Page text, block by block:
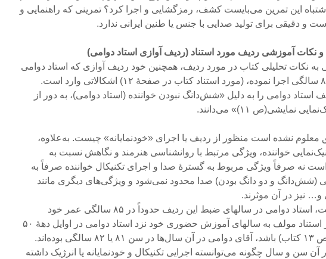
این تمرین می‌بایست کشف، رمزگشایی و اجرا کرد؟ تمرینی که راهنمایی و
و دقیقی برای تولید صدایی با جنس یا طنین ایرانی ندارد.
و نکات آموزشی ردیف مورد استناد (ردیف آوازی استاد دوامی)
به نکات تحلیلی کتاب در مورد ردیف، همچنین خود ردیف آوازی که استاد دوامی
استاد دوامی را به دلیل «شش‌دانگ نبودن خواننده (استاد دوامی)، به دور از
نمایشی(ص ۱۱)» می‌دانند.
معلوم نشده است منظور از ردیف یا اجرای «خودنمایانه» چیست. به‌علاوه،
خواننده، ویژگی مرتبط با روانشناسی هنرمند و نگاهش نسبت به
نه صرفاً ویژگی مربوط به گسترۀ صدا و اجرای تکنیکال خواننده صرفاً به
(شش‌دانگ و دو دانگ بودن) صدا محدود نمی‌شود و ویژگی‌های دیگری مانند
و… نیز در آن موثرند.
لازم به توجه است، استاد دوامی در سالهای ضبط این ردیف حدوداً در ۸۵ سالگی عمر خود
بوده‌اند، حتی اگر استناد مولف به سالهای آموزش حضوری خود نزد استاد دوامی در اوایل دهۀ ۵۰
(اشاره شده در ص ۱۳ کتاب) باشد، آقای دوامی در آن سال‌ها در سن ۸۱ یا ۸۲ سالگی بوده‌اند.
آن سن و سال چگونه می‌توانسته‌ اجرایی تکنیکال و خودنمایانه یا انرژیک داشته